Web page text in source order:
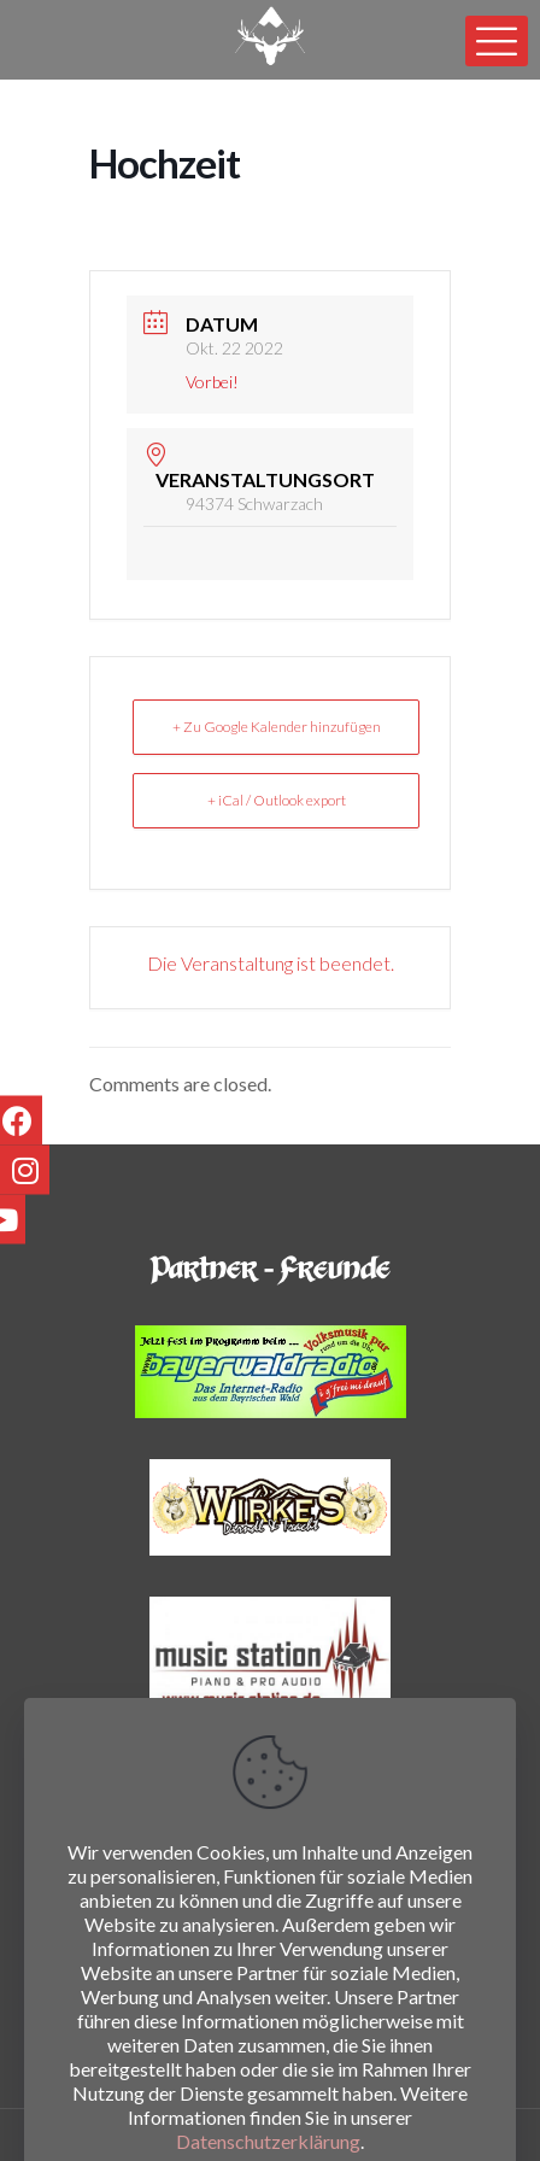
Hochzeit
DATUM
Okt. 22 2022
Vorbei!
VERANSTALTUNGSORT
94374 Schwarzach
+ Zu Google Kalender hinzufügen
+ iCal / Outlook export
Die Veranstaltung ist beendet.
Comments are closed.
Partner - Freunde
Wir verwenden Cookies, um Inhalte und Anzeigen
zu personalisieren, Funktionen für soziale Medien
anbieten zu können und die Zugriffe auf unsere
Website zu analysieren. Außerdem geben wir
Informationen zu Ihrer Verwendung unserer
Website an unsere Partner für soziale Medien,
Werbung und Analysen weiter. Unsere Partner
führen diese Informationen möglicherweise mit
weiteren Daten zusammen, die Sie ihnen
bereitgestellt haben oder die sie im Rahmen Ihrer
Nutzung der Dienste gesammelt haben. Weitere
Informationen finden Sie in unserer
Datenschutzerklärung.